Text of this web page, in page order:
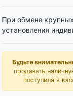
При обмене
установления
Будьте
продавать
поступила в